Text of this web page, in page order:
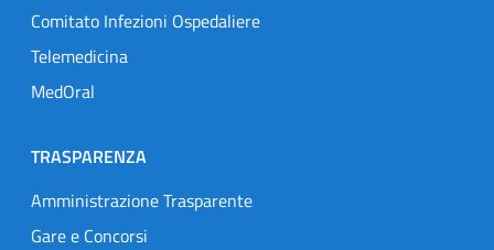
Comitato Infezioni Ospedaliere
Telemedicina
MedOral
TRASPARENZA
Amministrazione Trasparente
Gare e Concorsi